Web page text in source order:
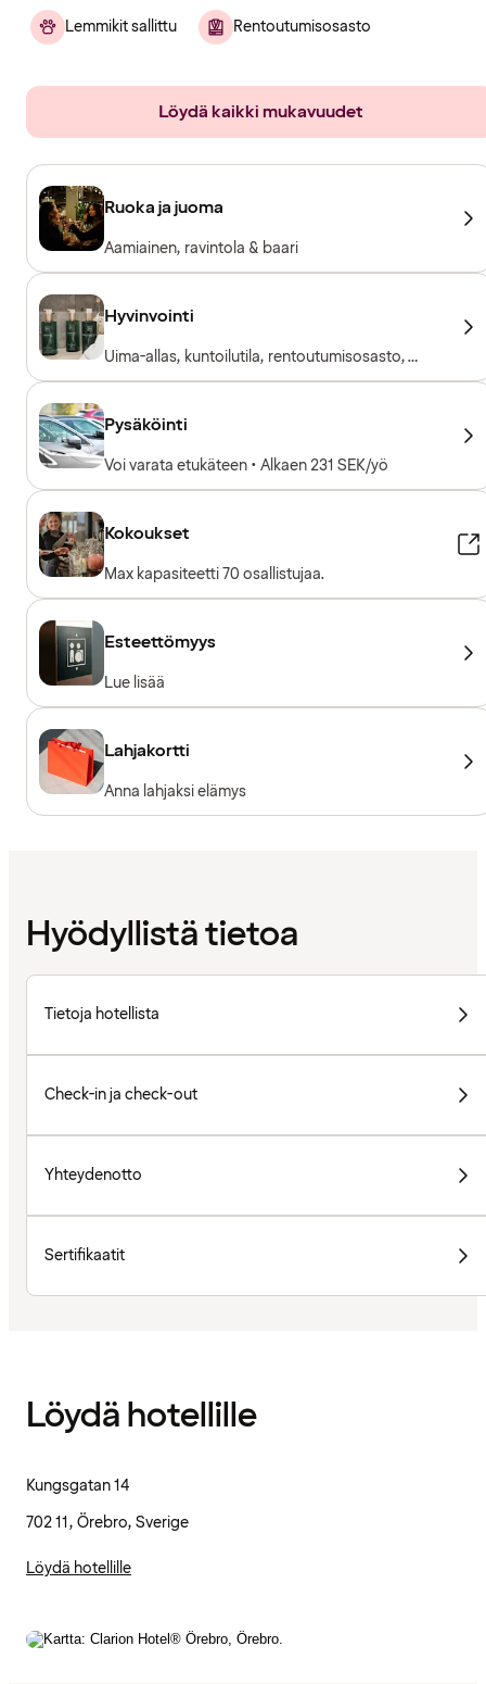
Lemmikit sallittu Rentoutumisosasto
Löydä kaikki mukavuudet
Ruoka ja juoma
Aamiainen, ravintola & baari
Hyvinvointi
Uima-allas, kuntoilutila, rentoutumisosasto,
sauna
Pysäköinti
Voi varata etukäteen • Alkaen 231 SEK/yö
Kokoukset
Max kapasiteetti 70 osallistujaa.
Esteettömyys
Lue lisää
Lahjakortti
Anna lahjaksi elämys
Hyödyllistä tietoa
Tietoja hotellista
Check-in ja check-out
Yhteydenotto
Sertifikaatit
Löydä hotellille
Kungsgatan 14
702 11, Örebro, Sverige
Löydä hotellille